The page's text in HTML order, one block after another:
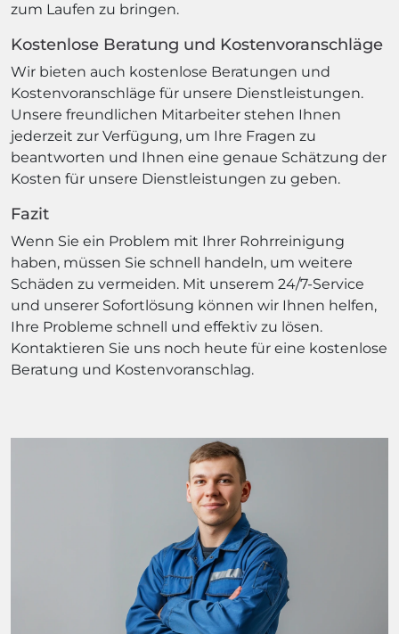
zum Laufen zu bringen.
Kostenlose Beratung und Kostenvoranschläge
Wir bieten auch kostenlose Beratungen und
Kostenvoranschläge für unsere Dienstleistungen.
Unsere freundlichen Mitarbeiter stehen Ihnen
jederzeit zur Verfügung, um Ihre Fragen zu
beantworten und Ihnen eine genaue Schätzung der
Kosten für unsere Dienstleistungen zu geben.
Fazit
Wenn Sie ein Problem mit Ihrer Rohrreinigung
haben, müssen Sie schnell handeln, um weitere
Schäden zu vermeiden. Mit unserem 24/7-Service
und unserer Sofortlösung können wir Ihnen helfen,
Ihre Probleme schnell und effektiv zu lösen.
Kontaktieren Sie uns noch heute für eine kostenlose
Beratung und Kostenvoranschlag.